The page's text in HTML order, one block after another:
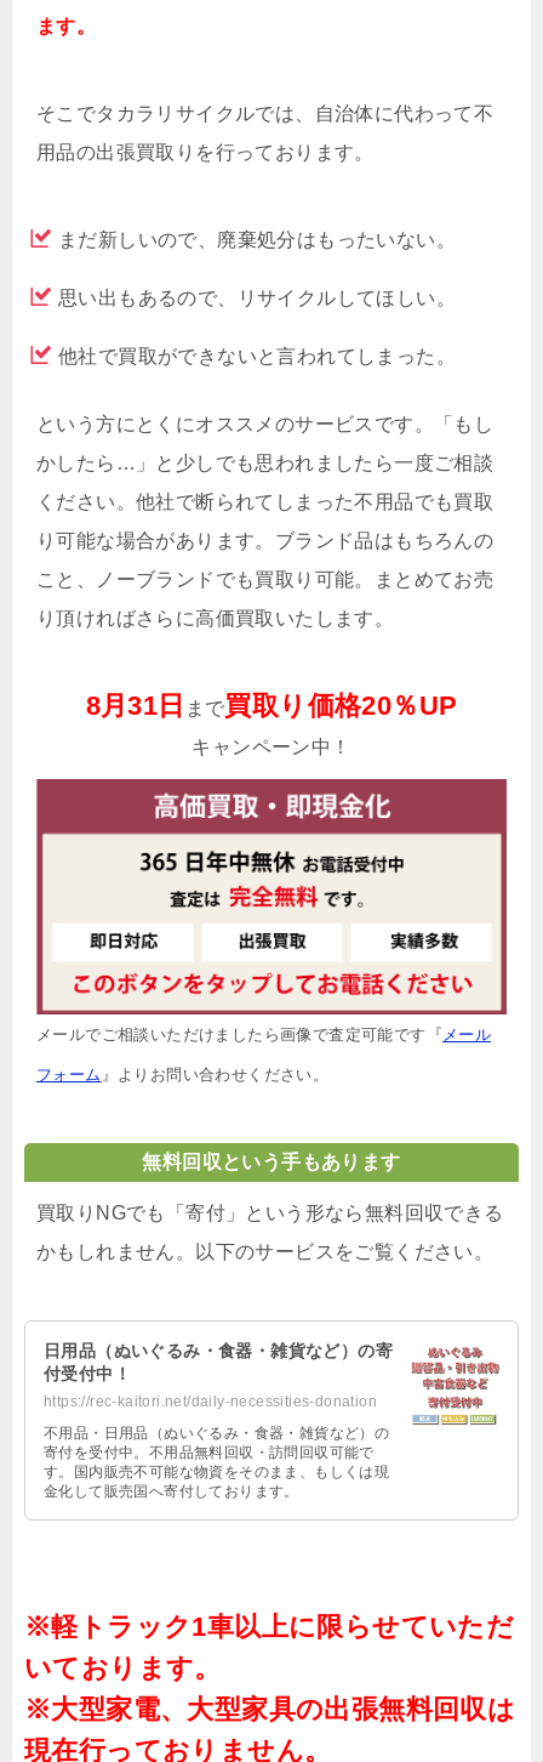
ます。
そこでタカラリサイクルでは、自治体に代わって不
用品の出張買取りを行っております。
まだ新しいので、廃棄処分はもったいない。
思い出もあるので、リサイクルしてほしい。
他社で買取ができないと言われてしまった。
という方にとくにオススメのサービスです。「もし
かしたら…」と少しでも思われましたら一度ご相談
ください。他社で断られてしまった不用品でも買取
り可能な場合があります。ブランド品はもちろんの
こと、ノーブランドでも買取り可能。まとめてお売
り頂ければさらに高価買取いたします。
8月31日 まで買取り価格20％UP
キャンペーン中！
メールでご相談いただけましたら画像で査定可能です『 メール
フォーム 』よりお問い合わせください。
無料回収という手もあります
買取りNGでも「寄付」という形なら無料回収できる
かもしれません。以下のサービスをご覧ください。
日用品（ぬいぐるみ・食器・雑貨など）の寄
付受付中！
https://rec-kaitori.net/daily-necessities-donation
不用品・日用品（ぬいぐるみ・食器・雑貨など）の
寄付を受付中。不用品無料回収・訪問回収可能で
す。国内販売不可能な物資をそのまま、もしくは現
金化して販売国へ寄付しております。
※軽トラック1車以上に限らせていただ
いております。
※大型家電、大型家具の出張無料回収は
現在行っておりません。